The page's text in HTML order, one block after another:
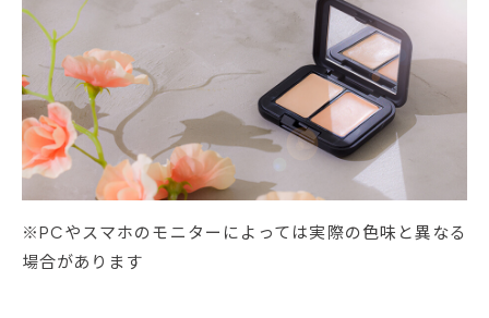
※PCやスマホのモニターによっては実際の色味と異なる
場合があります